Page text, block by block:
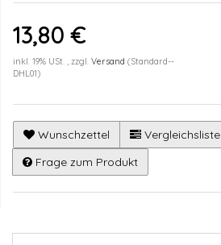
13,80 €
inkl. 19% USt. , zzgl. Versand (Standard--
DHL01)
Wunschzettel
Vergleichsliste
Frage zum Produkt